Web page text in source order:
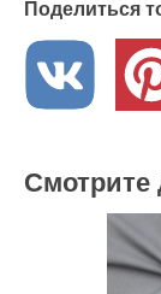
Поделиться
Смотрите